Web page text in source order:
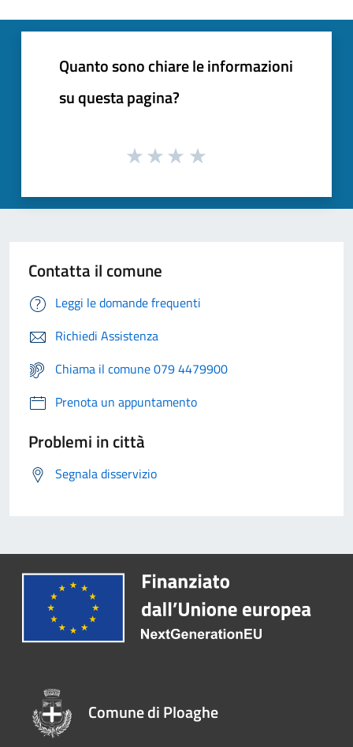
Quanto sono chiare le informazioni
su questa pagina?
Contatta il comune
Leggi le domande frequenti
Richiedi Assistenza
Chiama il comune 079 4479900
Prenota un appuntamento
Problemi in città
Segnala disservizio
Comune di Ploaghe